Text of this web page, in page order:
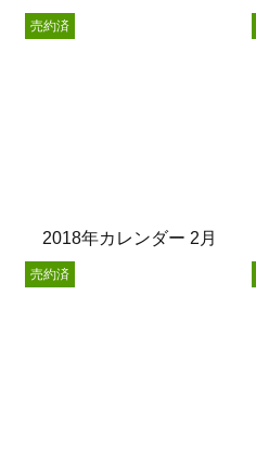
2018年カレンダー 2月
売約済
売約済